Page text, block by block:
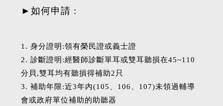
►如何申請 :
1. 身分證明:領有榮民證或義士證
2. 診斷證明:經醫師診斷單耳或雙耳聽損在45~110
分貝,雙耳均有聽損得補助2只
3. 補助年限:近3年內(105、106、107)未領過輔導
會或政府單位補助的助聽器